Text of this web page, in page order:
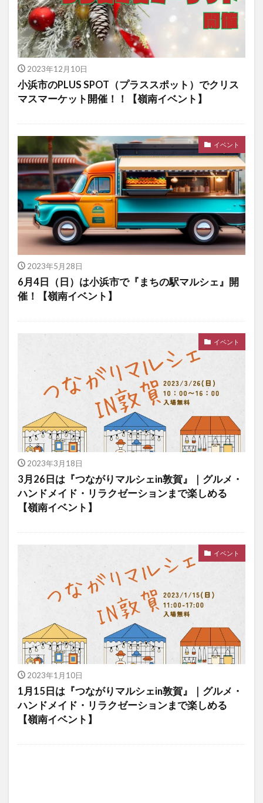
2023年12月10日
小浜市のPLUS SPOT（プラススポット）でクリス
マスマーケット開催！！【嶺南イベント】
イベント
2023年5月28日
6月4日（日）は小浜市で『まちの駅マルシェ』開
催！【嶺南イベント】
イベント
2023年3月18日
3月26日は『つながりマルシェin敦賀』｜グルメ・
ハンドメイド・リラクゼーションまで楽しめる
【嶺南イベント】
イベント
2023年1月10日
1月15日は『つながりマルシェin敦賀』｜グルメ・
ハンドメイド・リラクゼーションまで楽しめる
【嶺南イベント】